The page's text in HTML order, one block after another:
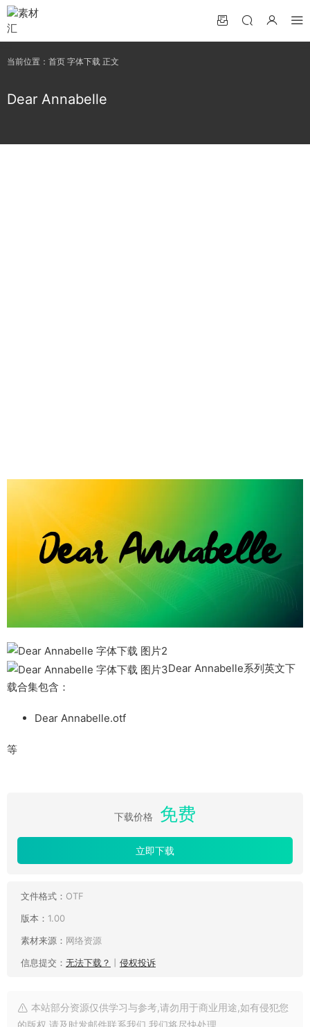
当前位置： 首页 字体下载 正文
Dear Annabelle
Dear Annabelle系列英文下
载合集包含：
Dear Annabelle.otf
等
下载价格 免费
立即下载
文件格式： OTF
版本： 1.00
素材来源： 网络资源
信息提交： 无法下载？ 侵权投诉
本站部分资源仅供学习与参考,请勿用于商业用途,如有侵犯您
的版权,请及时发邮件联系我们,我们将尽快处理